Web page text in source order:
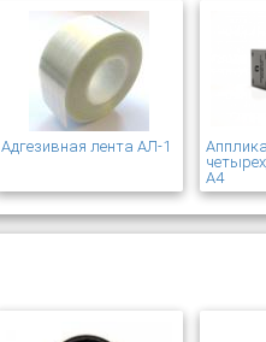
Адгезивная лента АЛ-1
А4